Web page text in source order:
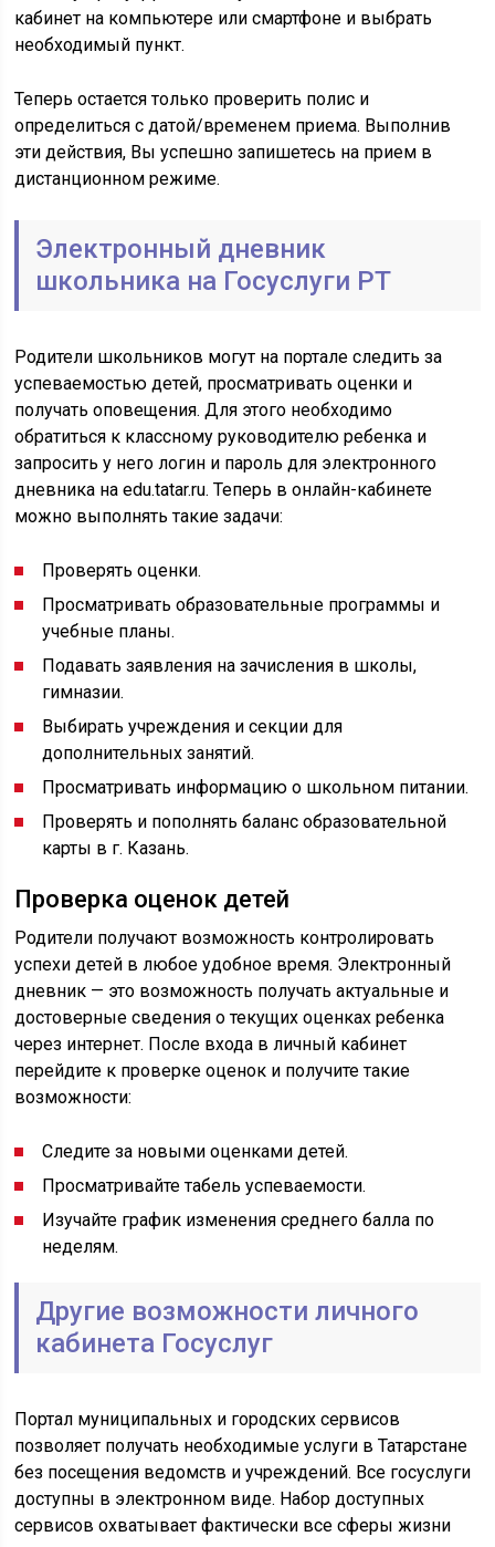
кабинет на компьютере или смартфоне и выбрать
необходимый пункт.
Теперь остается только проверить полис и
определиться с датой/временем приема. Выполнив
эти действия, Вы успешно запишетесь на прием в
дистанционном режиме.
Электронный дневник
школьника на Госуслуги РТ
Родители школьников могут на портале следить за
успеваемостью детей, просматривать оценки и
получать оповещения. Для этого необходимо
обратиться к классному руководителю ребенка и
запросить у него логин и пароль для электронного
дневника на edu.tatar.ru. Теперь в онлайн-кабинете
можно выполнять такие задачи:
Проверять оценки.
Просматривать образовательные программы и
учебные планы.
Подавать заявления на зачисления в школы,
гимназии.
Выбирать учреждения и секции для
дополнительных занятий.
Просматривать информацию о школьном питании.
Проверять и пополнять баланс образовательной
карты в г. Казань.
Проверка оценок детей
Родители получают возможность контролировать
успехи детей в любое удобное время. Электронный
дневник — это возможность получать актуальные и
достоверные сведения о текущих оценках ребенка
через интернет. После входа в личный кабинет
перейдите к проверке оценок и получите такие
возможности:
Следите за новыми оценками детей.
Просматривайте табель успеваемости.
Изучайте график изменения среднего балла по
неделям.
Другие возможности личного
кабинета Госуслуг
Портал муниципальных и городских сервисов
позволяет получать необходимые услуги в Татарстане
без посещения ведомств и учреждений. Все госуслуги
доступны в электронном виде. Набор доступных
сервисов охватывает фактически все сферы жизни